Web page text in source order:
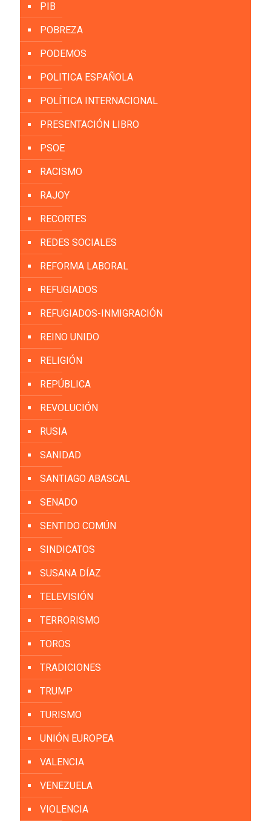
PIB
POBREZA
PODEMOS
POLITICA ESPAÑOLA
POLÍTICA INTERNACIONAL
PRESENTACIÓN LIBRO
PSOE
RACISMO
RAJOY
RECORTES
REDES SOCIALES
REFORMA LABORAL
REFUGIADOS
REFUGIADOS-INMIGRACIÓN
REINO UNIDO
RELIGIÓN
REPÚBLICA
REVOLUCIÓN
RUSIA
SANIDAD
SANTIAGO ABASCAL
SENADO
SENTIDO COMÚN
SINDICATOS
SUSANA DÍAZ
TELEVISIÓN
TERRORISMO
TOROS
TRADICIONES
TRUMP
TURISMO
UNIÓN EUROPEA
VALENCIA
VENEZUELA
VIOLENCIA